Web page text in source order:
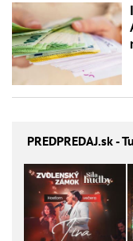
PREDPREDAJ.sk -